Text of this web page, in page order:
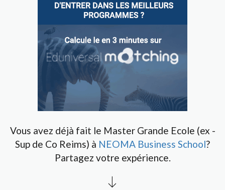
Vous avez déjà fait le Master Grande Ecole (ex -
Sup de Co Reims) à NEOMA Business School?
Partagez votre expérience.